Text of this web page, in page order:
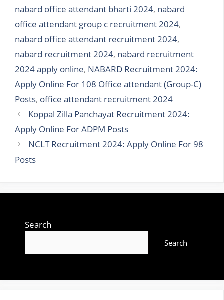
nabard office attendant bharti 2024, nabard
office attendant group c recruitment 2024,
nabard office attendant recruitment 2024,
nabard recruitment 2024, nabard recruitment
2024 apply online, NABARD Recruitment 2024:
Apply Online For 108 Office attendant (Group-C)
Posts, office attendant recruitment 2024
Koppal Zilla Panchayat Recruitment 2024:
Apply Online For ADPM Posts
NCLT Recruitment 2024: Apply Online For 98
Posts
Search
Search